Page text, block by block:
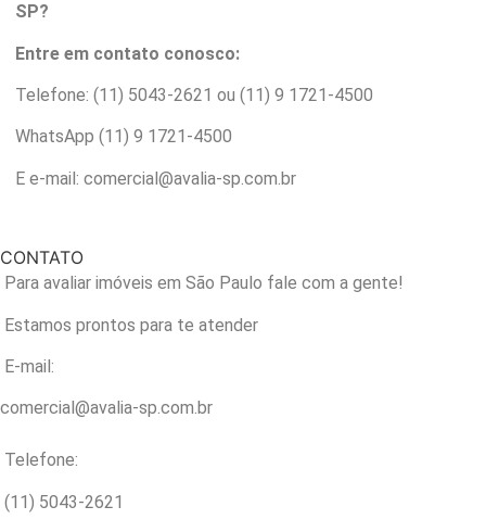
SP?
Entre em contato conosco:
Telefone: (11) 5043-2621 ou (11) 9 1721-4500
WhatsApp (11) 9 1721-4500
E e-mail: comercial@avalia-sp.com.br
CONTATO
Para avaliar imóveis em São Paulo fale com a gente!
Estamos prontos para te atender
E-mail:
comercial@avalia-sp.com.br
Telefone:
(11) 5043-2621